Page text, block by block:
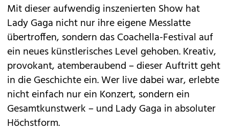
Mit dieser aufwendig inszenierten Show hat
Lady Gaga nicht nur ihre eigene Messlatte
übertroffen, sondern das Coachella-Festival auf
ein neues künstlerisches Level gehoben. Kreativ,
provokant, atemberaubend – dieser Auftritt geht
in die Geschichte ein. Wer live dabei war, erlebte
nicht einfach nur ein Konzert, sondern ein
Gesamtkunstwerk – und Lady Gaga in absoluter
Höchstform.